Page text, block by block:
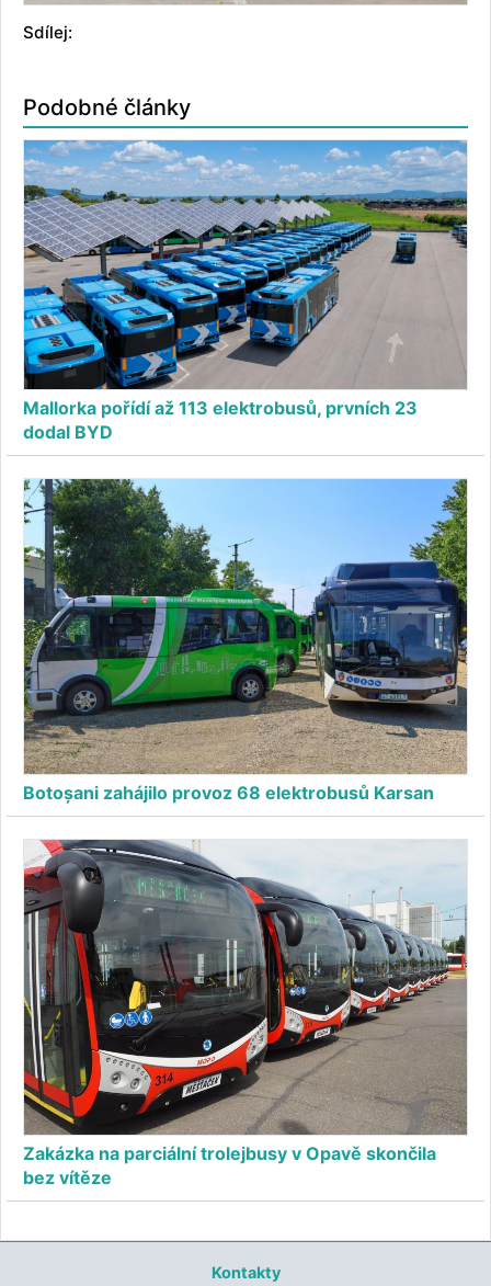
Sdílej:
Podobné články
Mallorka pořídí až 113 elektrobusů, prvních 23
dodal BYD
Botoșani zahájilo provoz 68 elektrobusů Karsan
Zakázka na parciální trolejbusy v Opavě skončila
bez vítěze
Kontakty